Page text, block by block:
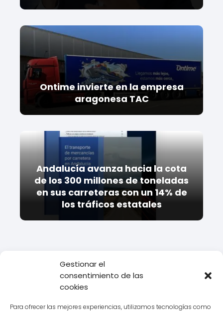
Gestionar el
consentimiento de las
cookies
Para ofrecer las mejores experiencias, utilizamos tecnologías como
Ontime invierte en la empresa
aragonesa TAC
Andalucía avanza hacia la cota
de los 300 millones de toneladas
en sus carreteras con un 14% de
los tráficos estatales
Empresas de transporte
todo sobre el transporte logístico con Dachser